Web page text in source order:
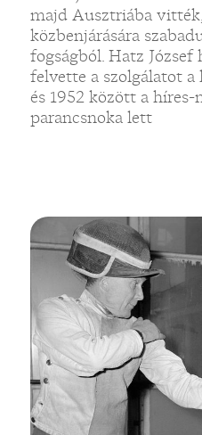
majd Ausztriába
közbenjárására
fogságból. Hatz József
felvette a szolgálatot a
és 1952 között a híres-
parancsnoka lett